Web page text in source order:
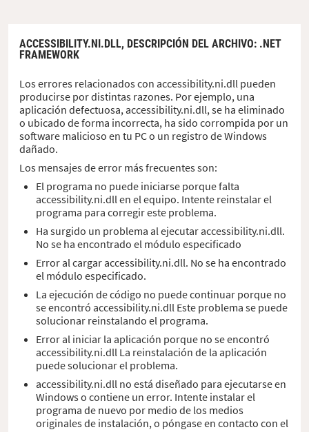
ACCESSIBILITY.NI.DLL, DESCRIPCIÓN DEL ARCHIVO: .NET
FRAMEWORK
Los errores relacionados con accessibility.ni.dll pueden
producirse por distintas razones. Por ejemplo, una
aplicación defectuosa, accessibility.ni.dll, se ha eliminado
o ubicado de forma incorrecta, ha sido corrompida por un
software malicioso en tu PC o un registro de Windows
dañado.
Los mensajes de error más frecuentes son:
El programa no puede iniciarse porque falta
accessibility.ni.dll en el equipo. Intente reinstalar el
programa para corregir este problema.
Ha surgido un problema al ejecutar accessibility.ni.dll.
No se ha encontrado el módulo especificado
Error al cargar accessibility.ni.dll. No se ha encontrado
el módulo especificado.
La ejecución de código no puede continuar porque no
se encontró accessibility.ni.dll Este problema se puede
solucionar reinstalando el programa.
Error al iniciar la aplicación porque no se encontró
accessibility.ni.dll La reinstalación de la aplicación
puede solucionar el problema.
accessibility.ni.dll no está diseñado para ejecutarse en
Windows o contiene un error. Intente instalar el
programa de nuevo por medio de los medios
originales de instalación, o póngase en contacto con el